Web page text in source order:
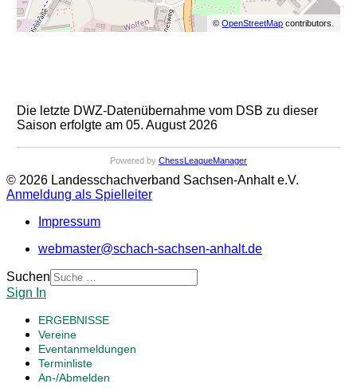
©OpenStreetMap contributors.
Die letzte DWZ-Datenübernahme vom DSB zu dieser
Saison erfolgte am 05. August 2026
Powered by ChessLeagueManager
© 2026 Landesschachverband Sachsen-Anhalt e.V.
Anmeldung als Spielleiter
Impressum
webmaster@schach-sachsen-anhalt.de
Suchen
Sign In
ERGEBNISSE
Vereine
Eventanmeldungen
Terminliste
An-/Abmelden